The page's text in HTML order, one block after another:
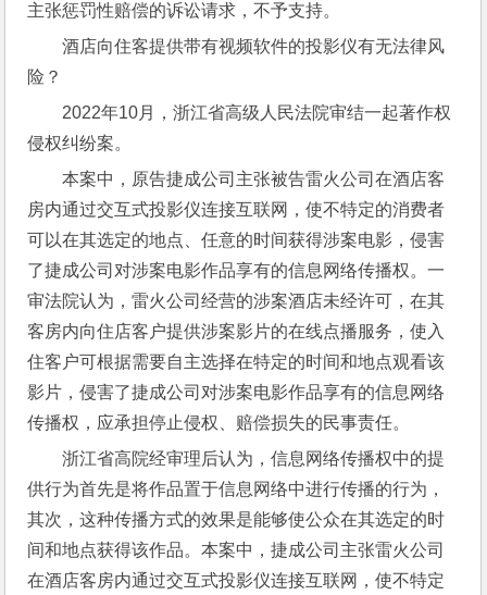
主张惩罚性赔偿的诉讼请求，不予支持。
酒店向住客提供带有视频软件的投影仪有无法律风
险？
2022年10月，浙江省高级人民法院审结一起著作权
侵权纠纷案。
本案中，原告捷成公司主张被告雷火公司在酒店客
房内通过交互式投影仪连接互联网，使不特定的消费者
可以在其选定的地点、任意的时间获得涉案电影，侵害
了捷成公司对涉案电影作品享有的信息网络传播权。一
审法院认为，雷火公司经营的涉案酒店未经许可，在其
客房内向住店客户提供涉案影片的在线点播服务，使入
住客户可根据需要自主选择在特定的时间和地点观看该
影片，侵害了捷成公司对涉案电影作品享有的信息网络
传播权，应承担停止侵权、赔偿损失的民事责任。
浙江省高院经审理后认为，信息网络传播权中的提
供行为首先是将作品置于信息网络中进行传播的行为，
其次，这种传播方式的效果是能够使公众在其选定的时
间和地点获得该作品。本案中，捷成公司主张雷火公司
在酒店客房内通过交互式投影仪连接互联网，使不特定